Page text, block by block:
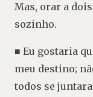
Mas, orar a
sozinho.
■ Eu gostaria
meu destino;
todos se